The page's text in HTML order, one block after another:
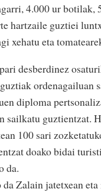
4.000 ur
hartzaile guztiei
xehatu eta
desberdinez
ordenagailuan
diploma
sailkatu guztientzat.
100 sari
doako bidai
da.
Zalain jatetxean